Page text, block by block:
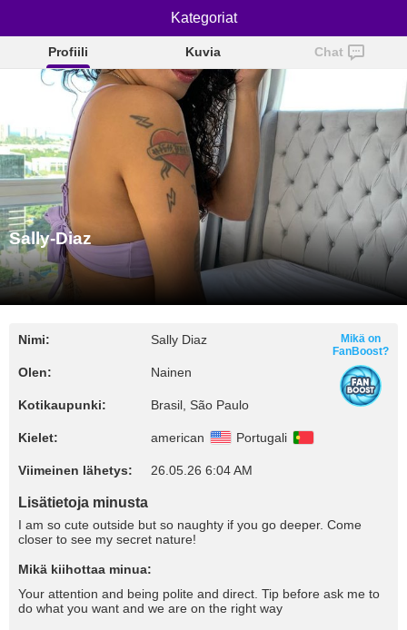
Sally-Diaz
Profiili Kuvia Chat
Sally-Diaz
Nimi: Sally Diaz
Olen: Nainen
Kotikaupunki: Brasil, São Paulo
Kielet: american Portugali
Viimeinen lähetys: 26.05.26 6:04 AM
Mikä on
FanBoost?
Lisätietoja minusta
I am so cute outside but so naughty if you go deeper. Come
closer to see my secret nature!
Mikä kiihottaa minua:
Your attention and being polite and direct. Tip before ask me to
do what you want and we are on the right way
Kategoriat